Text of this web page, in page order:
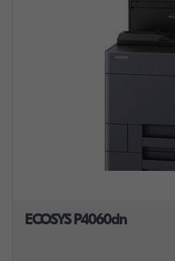
ECOSYS P4060dn